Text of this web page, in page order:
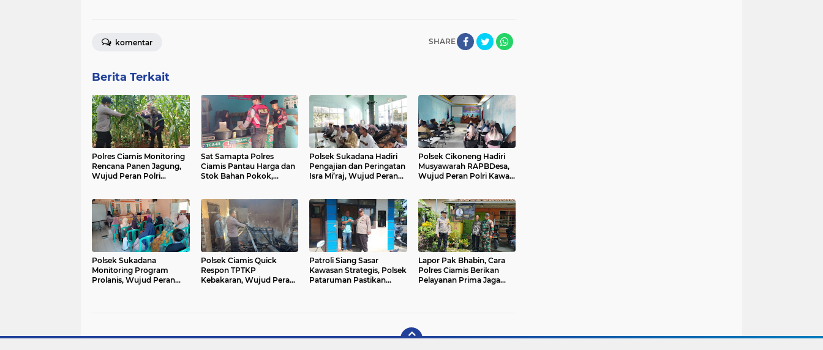
SHARE
komentar
Berita Terkait
Polres Ciamis Monitoring
Rencana Panen Jagung,
Wujud Peran Polri
Sat Samapta Polres
Ciamis Pantau Harga dan
Stok Bahan Pokok,
Masyarakat
Polsek Sukadana Hadiri
Pengajian dan Peringatan
Isra Mi’raj, Wujud Peran
Ciparigi
Polsek Cikoneng Hadiri
Musyawarah RAPBDesa,
Wujud Peran Polri Kawal
Sindangkasih
Polsek Sukadana
Monitoring Program
Prolanis, Wujud Peran
Polsek Ciamis Quick
Respon TPTKP
Kebakaran, Wujud Peran
Patroli Siang Sasar
Kawasan Strategis, Polsek
Pataruman Pastikan
Lapor Pak Bhabin, Cara
Polres Ciamis Berikan
Pelayanan Prima Jaga